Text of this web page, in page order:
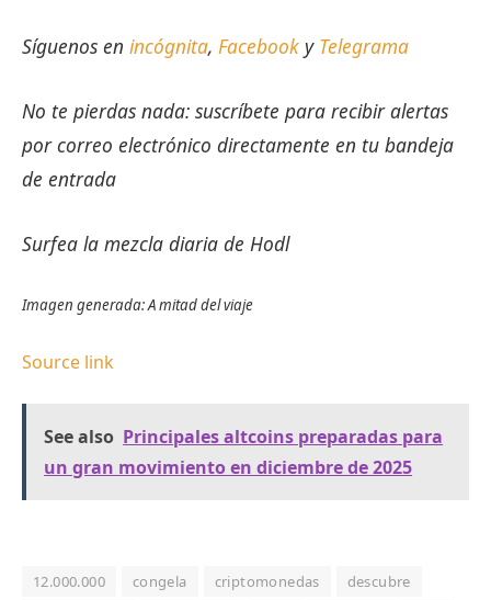
Síguenos en incógnita, Facebook y Telegrama
No te pierdas nada: suscríbete para recibir alertas
por correo electrónico directamente en tu bandeja
de entrada
Surfea la mezcla diaria de Hodl
Imagen generada: A mitad del viaje
Source link
See also Principales altcoins preparadas para
un gran movimiento en diciembre de 2025
12.000.000 congela criptomonedas
descubre